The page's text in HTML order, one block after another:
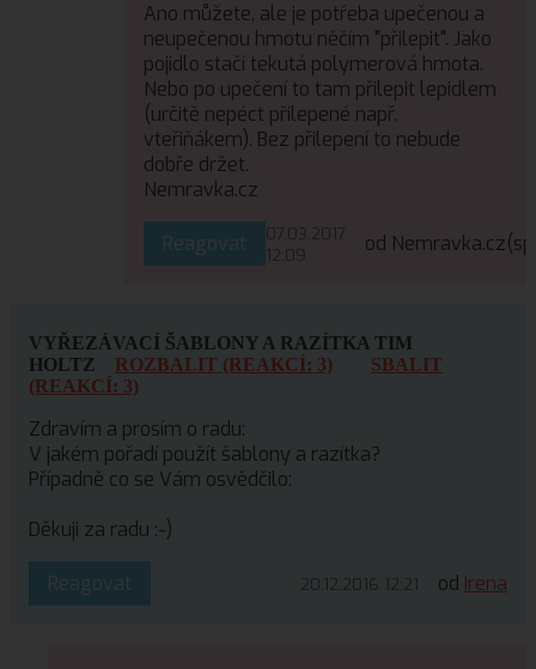
Ano můžete, ale je potřeba upečenou a
neupečenou hmotu něčím "přilepit". Jako
pojidlo stačí tekutá polymerová hmota.
Nebo po upečení to tam přilepit lepidlem
(určitě nepéct přilepené např.
vteřiňákem). Bez přilepení to nebude
dobře držet.
Nemravka.cz
Reagovat
07.03.2017
12:09
od Nemravka.cz
VYŘEZÁVACÍ ŠABLONY A RAZÍTKA TIM
HOLTZ
ROZBALIT (REAKCÍ: 3)
SBALIT
(REAKCÍ: 3)
Zdravím a prosím o radu:
V jakém pořadí použít šablony a razítka?
Případně co se Vám osvědčilo:
Děkuji za radu :-)
Reagovat 20.12.2016 12:21 od Irena